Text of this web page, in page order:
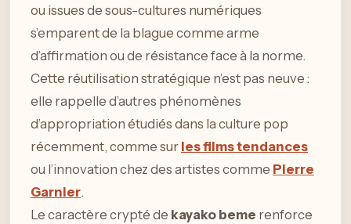
ou issues de sous-cultures numériques
s’emparent de la blague comme arme
d’affirmation ou de résistance face à la norme.
Cette réutilisation stratégique n’est pas neuve :
elle rappelle d’autres phénomènes
d’appropriation étudiés dans la culture pop
récemment, comme sur les films tendances
ou l’innovation chez des artistes comme Pierre
Garnier.
Le caractère crypté de kayako beme renforce